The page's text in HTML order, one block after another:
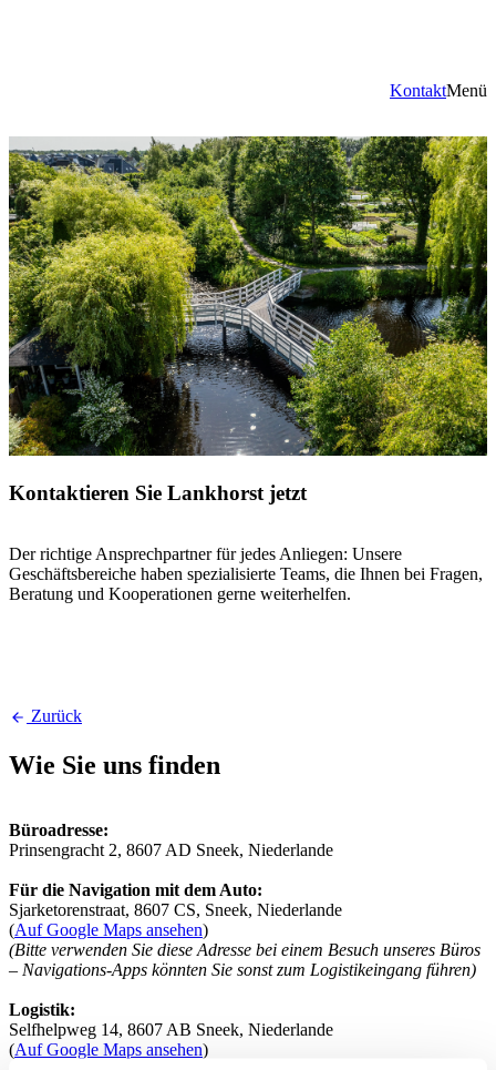
KontaktMenü
Kontaktieren Sie Lankhorst jetzt
Der richtige Ansprechpartner für jedes Anliegen: Unsere
Geschäftsbereiche haben spezialisierte Teams, die Ihnen bei Fragen,
Beratung und Kooperationen gerne weiterhelfen.
Zurück
Wie Sie uns finden
Büroadresse:
Prinsengracht 2, 8607 AD Sneek, Niederlande
Für die Navigation mit dem Auto:
Sjarketorenstraat, 8607 CS, Sneek, Niederlande
(Auf Google Maps ansehen)
(Bitte verwenden Sie diese Adresse bei einem Besuch unseres Büros
– Navigations-Apps könnten Sie sonst zum Logistikeingang führen)
Logistik:
Selfhelpweg 14, 8607 AB Sneek, Niederlande
(Auf Google Maps ansehen)